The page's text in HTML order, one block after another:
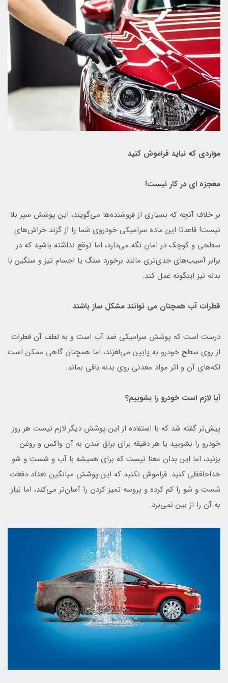
مواردی که نباید فراموش کنید
معجزه ای در کار نیست!
بر خلاف آنچه که بسیاری از فروشنده‌ها می‌گویند، این پوشش سپر بلا
نیست! قاعدتا این ماده سرامیکی خودروی شما را از گزند خراش‌های
سطحی و کوچک در امان نگه می‌دارد، اما توقع نداشته باشید که در
برابر آسیب‌های جدی‌تری مانند برخورد سنگ یا اجسام تیز و سنگین با
بدنه نیز اینگونه عمل کند.
قطرات آب همچنان می ‌توانند مشکل ساز باشند
درست است که پوشش سرامیکی ضد آب است و به لطف آن قطرات
از روی سطح خودرو به پایین می‌لغزند، اما همچنان گاهی ممکن است
لکه‌های آن و اثر مواد معدنی روی بدنه باقی بماند.
آیا لازم است خودرو را بشوییم؟
پیش‌تر گفته شد که با استفاده از این پوشش دیگر لازم نیست هر روز
خودرو را بشویید یا هر دقیقه برای براق شدن به آن واکس و روغن
بزنید، اما این بدان معنا نیست که برای همیشه با آب و شست و شو
خداحافظی کنید. فراموش نکنید که این پوشش میانگین تعداد دفعات
شست و شو را کم کرده و پروسه تمیز کردن را آسان‌تر می‌کند، اما نیاز
به آن را از بین نمی‌برد.